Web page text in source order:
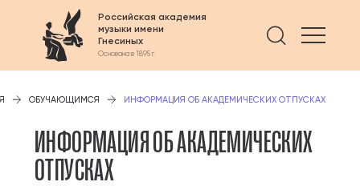
Российская академия
музыки имени
Гнесиных
Основана в 1895 г.
Найти
ОБУЧАЮЩИМСЯ ИНФОРМАЦИЯ ОБ АКАДЕМИЧЕСКИХ ОТПУСКАХ
ИНФОРМАЦИЯ ОБ АКАДЕМИЧЕСКИХ
ОТПУСКАХ